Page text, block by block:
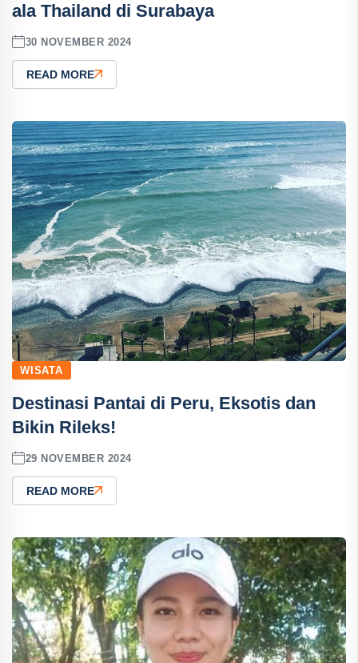
ala Thailand di Surabaya
30 NOVEMBER 2024
READ MORE
WISATA
Destinasi Pantai di Peru, Eksotis dan
Bikin Rileks!
29 NOVEMBER 2024
READ MORE